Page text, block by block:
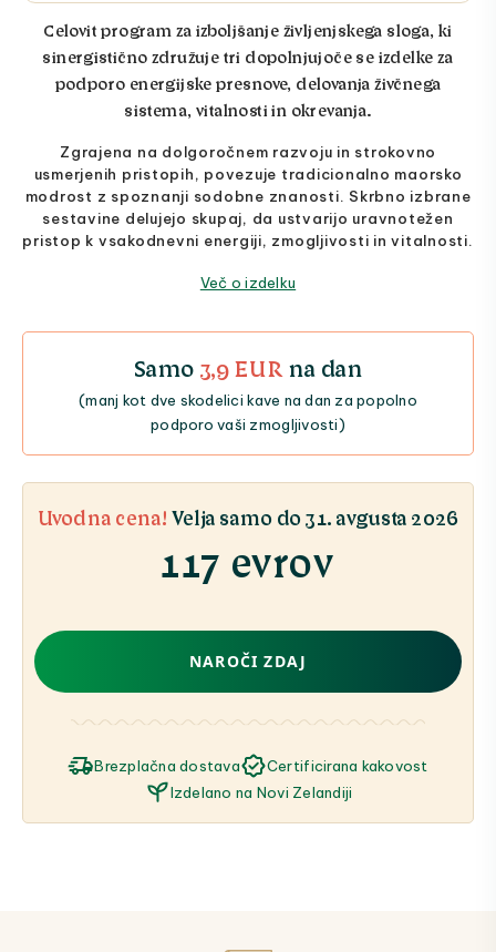
Celovit program za izboljšanje življenjskega sloga, ki
sinergistično združuje tri dopolnjujoče se izdelke za
podporo energijske presnove, delovanja živčnega
sistema, vitalnosti in okrevanja.
Zgrajena na dolgoročnem razvoju in strokovno
usmerjenih pristopih, povezuje tradicionalno maorsko
modrost z spoznanji sodobne znanosti. Skrbno izbrane
sestavine delujejo skupaj, da ustvarijo uravnotežen
pristop k vsakodnevni energiji, zmogljivosti in vitalnosti.
Več o izdelku
Samo 3,9 EUR na dan
(manj kot dve skodelici kave na dan za popolno
podporo vaši zmogljivosti)
Uvodna cena! Velja samo do 31. avgusta 2026
117 evrov
NAROČI ZDAJ
Brezplačna dostava
Certificirana kakovost
Izdelano na Novi Zelandiji